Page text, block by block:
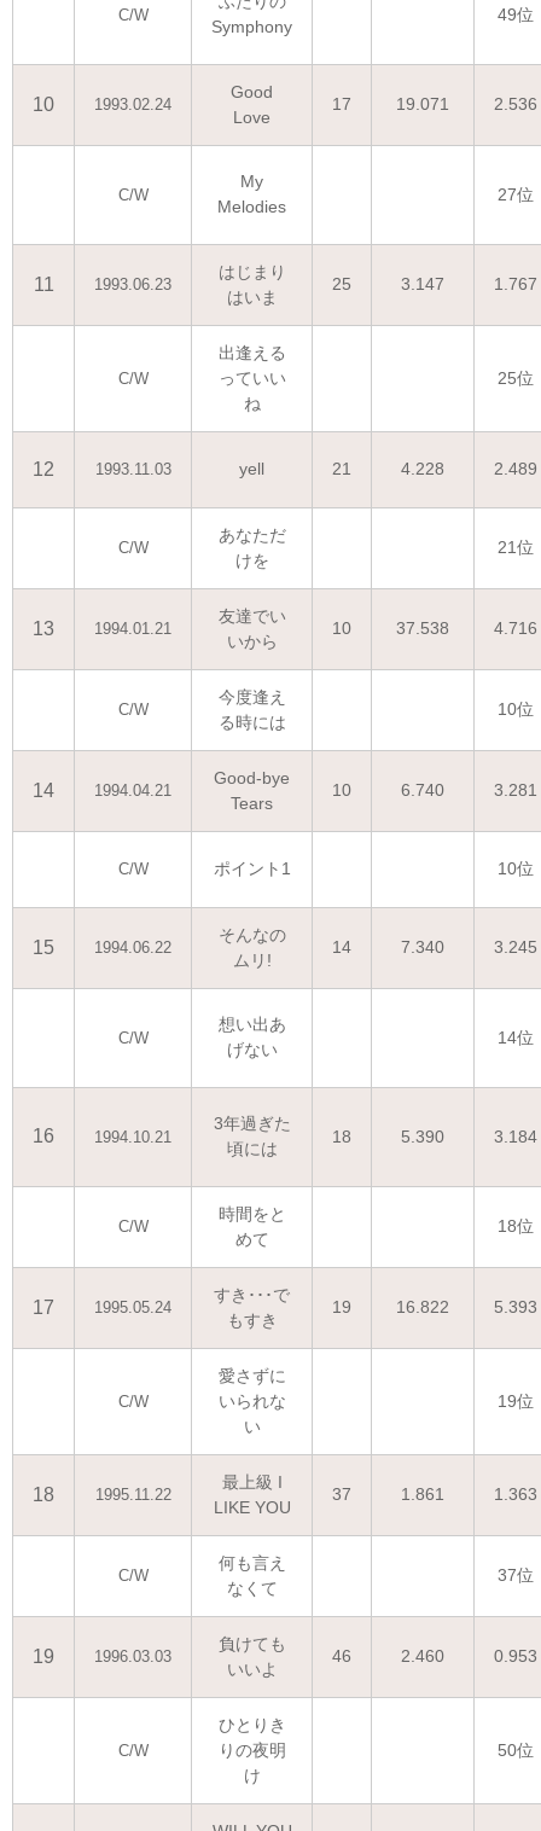
C/W
Symphony
49位
10 1993.02.24
Good
Love
17 19.071 2.536
C/W
My
Melodies
27位
11 1993.06.23
はじまり
はいま
25 3.147 1.767
C/W
出逢える
っていい
ね
25位
12 1993.11.03 yell 21 4.228 2.489
C/W
あなただ
けを
21位
13 1994.01.21
友達でい
いから
10 37.538 4.716
C/W
今度逢え
る時には
10位
14 1994.04.21
Good-bye
Tears
10 6.740 3.281
C/W ポイント1 10位
15 1994.06.22
そんなの
ムリ!
14 7.340 3.245
C/W
想い出あ
げない
14位
16 1994.10.21
3年過ぎた
頃には
18 5.390 3.184
C/W
時間をと
めて
18位
17 1995.05.24
すき･･･で
もすき
19 16.822 5.393
C/W
愛さずに
いられな
い
19位
18 1995.11.22
最上級 I
LIKE YOU
37 1.861 1.363
C/W
何も言え
なくて
37位
19 1996.03.03
負けても
いいよ
46 2.460 0.953
C/W
ひとりき
りの夜明
け
50位